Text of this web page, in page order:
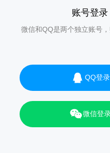
账号登录
微信和QQ是两个独立账号
QQ登录
微信登